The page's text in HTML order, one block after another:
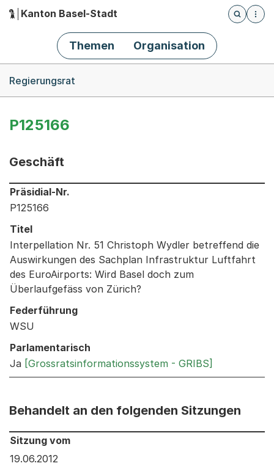
Hauptnavigation
Kanton Basel-Stadt
Öffnet
Themen Organisation
Regierungsrat
P125166
Geschäft
Informationen zum Ausgewählten Geschäft
Präsidial-Nr.
P125166
Titel
Interpellation Nr. 51 Christoph Wydler betreffend die
Auswirkungen des Sachplan Infrastruktur Luftfahrt
des EuroAirports: Wird Basel doch zum
Überlaufgefäss von Zürich?
Federführung
WSU
Parlamentarisch
Ja [Grossratsinformationssystem - GRIBS]
Behandelt an den folgenden Sitzungen
Behandelt an den folgenden Sitzungen: Informationen
Sitzung vom
19.06.2012